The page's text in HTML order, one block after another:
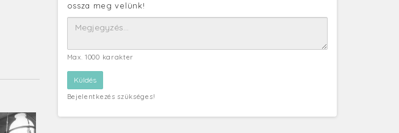
ossza meg velünk!
Max. 1000 karakter
Bejelentkezés szükséges!